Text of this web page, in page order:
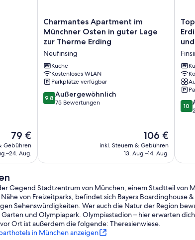
Der
Preis
beträgt
79 €
Gebühren
Aug.
Charmantes
Apartment
Münchner
Osten
in
guter
Lage
zur
Therme
Charmantes Apartment im
Münchner Osten in guter Lage
zur Therme Erding
Neufinsing
Küche
Kostenloses WLAN
Parkplätze verfügbar
9.8
von
9,8 Außergewöhnlich
75 Bewertungen
Der
Preis
beträgt
106 €
inkl. Steuern & Gebühren
13. Aug.–14. Aug.
und
ideal
für
und
10.0
von
10
Gegend Stadtzentrum von München, einem Stadtteil von
von Freizeitparks, befindet sich Bayers Boardinghouse
Sehenswürdigkeiten. Wer auch die Natur der Region
Garten und Olympiapark. Olympiastadion – hier erwarten
Ort ist außerdem die folgende: Theresienwiese.
in München anzeigen